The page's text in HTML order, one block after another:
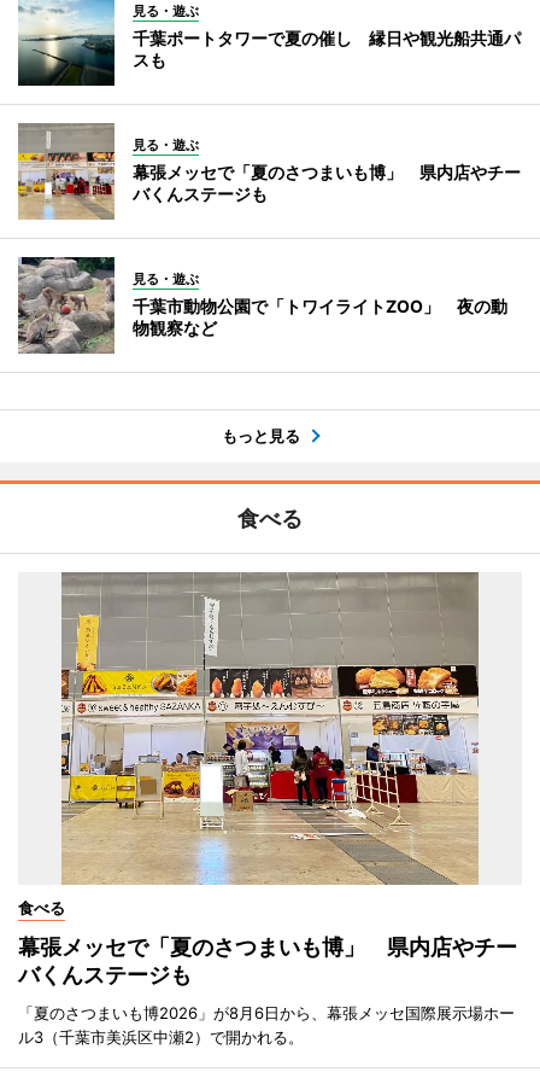
見る・遊ぶ
千葉ポートタワーで夏の催し 縁日や観光船共通パ
スも
見る・遊ぶ
幕張メッセで「夏のさつまいも博」 県内店やチー
バくんステージも
見る・遊ぶ
千葉市動物公園で「トワイライトZOO」 夜の動
物観察など
もっと見る
食べる
食べる
幕張メッセで「夏のさつまいも博」 県内店やチー
バくんステージも
「夏のさつまいも博2026」が8月6日から、幕張メッセ国際展示場ホー
ル3（千葉市美浜区中瀬2）で開かれる。